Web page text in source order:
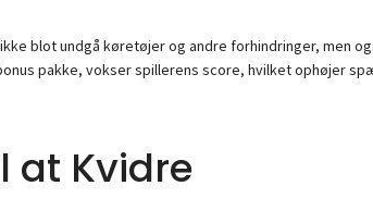
blot undgå køretøjer og andre forhindringer, men
pakke, vokser spillerens score, hvilket ophøjer
at Kvidre